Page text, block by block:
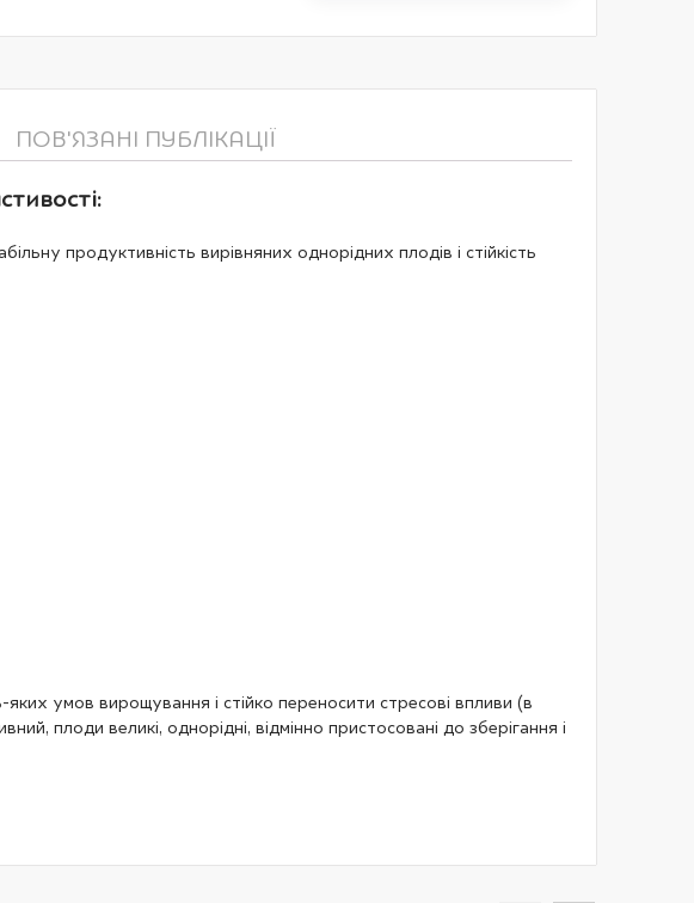
продуктивність вирівняних однорідних плодів і стійкість
умов вирощування і стійко переносити стресові впливи (в
плоди великі, однорідні, відмінно пристосовані до зберігання і
ПОВ'ЯЗАНІ ПУБЛІКАЦІЇ